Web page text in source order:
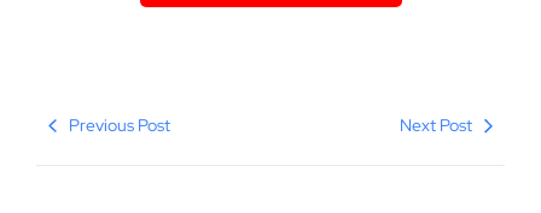
Previous Post Next Post